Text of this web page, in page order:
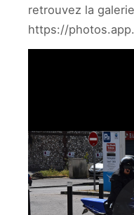
retrouvez la
https://